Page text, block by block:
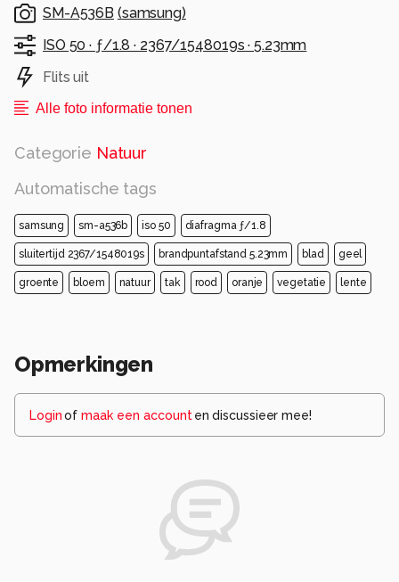
SM-A536B (samsung)
ISO 50 · ƒ/1.8 · 2367/1548019s ·5.23mm
Flits uit
Alle foto informatie tonen
Categorie Natuur
Automatische tags
samsung sm-a536b iso 50 diafragma ƒ/1.8
sluitertijd 2367/1548019s brandpuntafstand 5.23mm blad geel
groente bloem natuur tak rood oranje vegetatie lente
Opmerkingen
Loginof maak een account en discussieer mee!